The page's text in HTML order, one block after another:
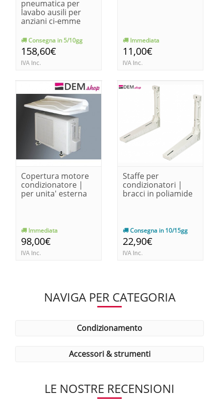
pneumatica per
lavabo ausili per
anziani ci-emme
Consegna in 5/10gg
158,60€
IVA Inc.
Immediata
11,00€
IVA Inc.
Copertura motore
condizionatore |
per unita' esterna
Immediata
98,00€
IVA Inc.
Staffe per
condizionatori |
bracci in poliamide
Consegna in 10/15gg
22,90€
IVA Inc.
NAVIGA PER CATEGORIA
condizionamento
accessori & strumenti
LE NOSTRE RECENSIONI